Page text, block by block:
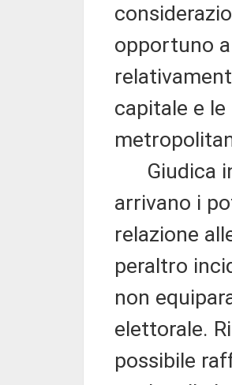
opportuno
capitale e
Giudica
arrivano i
relazione
peraltro
non
elettorale.
possibile